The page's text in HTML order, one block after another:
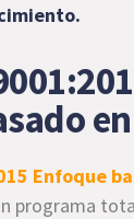
Enfoque
programa